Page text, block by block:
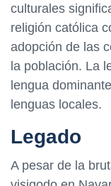
culturales
religión católica
adopción de las
la población. La
lengua
lenguas locales.
Legado
A pesar de la